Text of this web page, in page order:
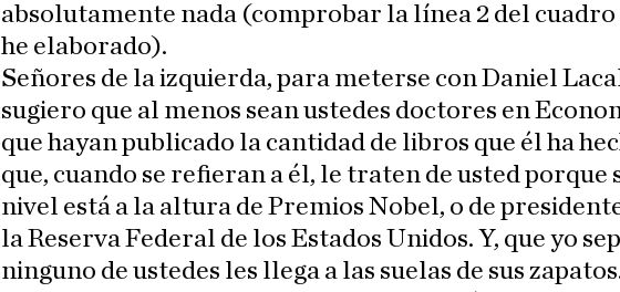
absolutamente nada (comprobar la línea 2 del cuadro
he elaborado).
Señores de la izquierda, para meterse con Daniel
sugiero que al menos sean ustedes doctores en
que hayan publicado la cantidad de libros que él ha
que, cuando se refieran a él, le traten de usted porque
nivel está a la altura de Premios Nobel, o de
la Reserva Federal de los Estados Unidos. Y, que yo
ninguno de ustedes les llega a las suelas de sus